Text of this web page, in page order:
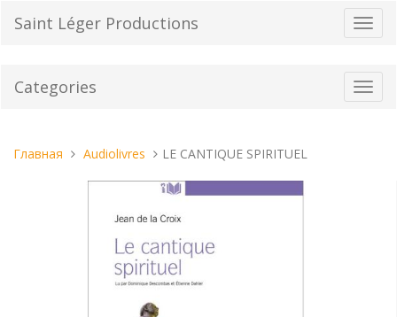
Saint Léger Productions
Categories
Вы
Главная Audiolivres LE CANTIQUE SPIRITUEL